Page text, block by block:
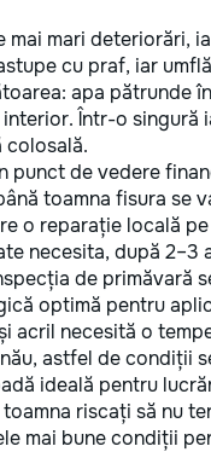
mari deteriorări,
cu praf, iar
apa pătrunde
Într-o singură
de vedere
toamna fisura se
o reparație locală
necesita, după 2–3
de primăvară
optimă pentru
necesită o
astfel de condiții
ideală pentru
riscați să nu
mai bune condiții